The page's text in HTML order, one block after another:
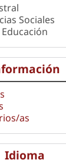
Sociales
as
Idioma